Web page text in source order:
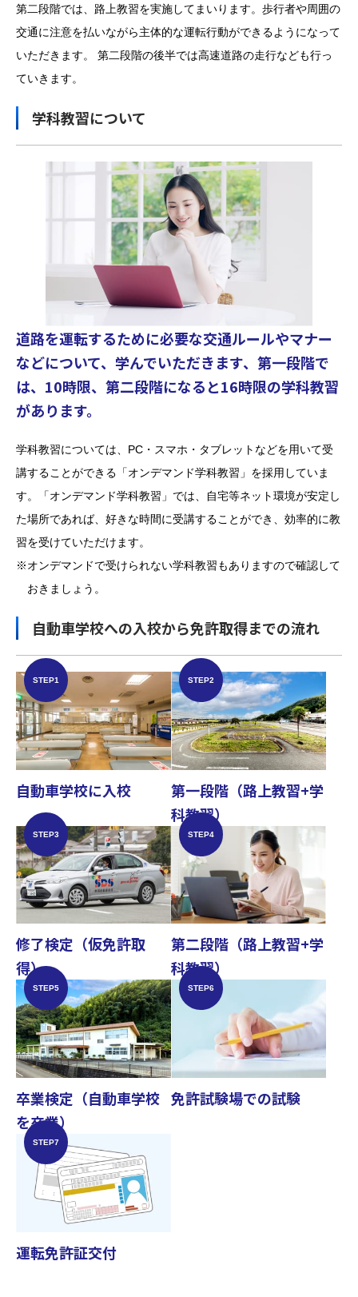
第二段階では、路上教習を実施してまいります。歩行者や周囲の
交通に注意を払いながら主体的な運転行動ができるようになって
いただきます。 第二段階の後半では高速道路の走行なども行っ
ていきます。
学科教習について
道路を運転するために必要な交通ルールやマナー
などについて、学んでいただきます、第一段階で
は、10時限、第二段階になると16時限の学科教習
があります。
学科教習については、PC・スマホ・タブレットなどを用いて受
講することができる「オンデマンド学科教習」を採用していま
す。「オンデマンド学科教習」では、自宅等ネット環境が安定し
た場所であれば、好きな時間に受講することができ、効率的に教
習を受けていただけます。
※オンデマンドで受けられない学科教習もありますので確認して
おきましょう。
自動車学校への入校から免許取得までの流れ
STEP1
自動車学校に入校
STEP2
第一段階（路上教習+学
科教習）
STEP3
修了検定（仮免許取
得）
STEP4
第二段階（路上教習+学
科教習）
STEP5
卒業検定（自動車学校
を卒業）
STEP6
免許試験場での試験
STEP7
運転免許証交付